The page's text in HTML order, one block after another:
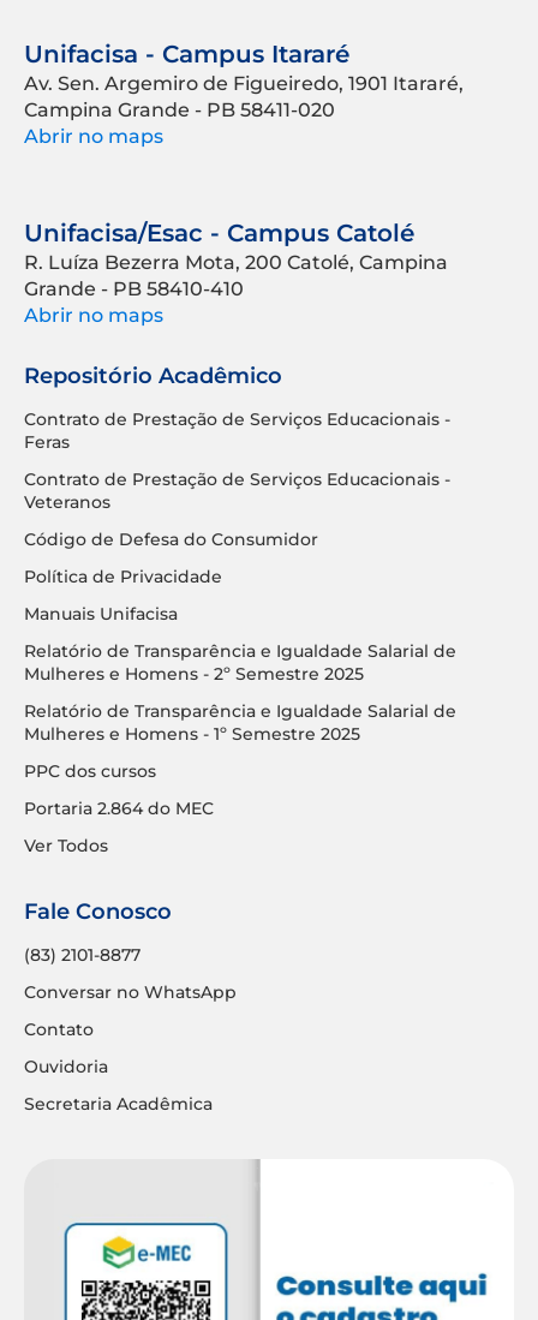
Unifacisa - Campus Itararé
Av. Sen. Argemiro de Figueiredo, 1901 Itararé,
Campina Grande - PB 58411-020
Abrir no maps
Unifacisa/Esac - Campus Catolé
R. Luíza Bezerra Mota, 200 Catolé, Campina
Grande - PB 58410-410
Abrir no maps
Repositório Acadêmico
Contrato de Prestação de Serviços Educacionais -
Feras
Contrato de Prestação de Serviços Educacionais -
Veteranos
Código de Defesa do Consumidor
Política de Privacidade
Manuais Unifacisa
Relatório de Transparência e Igualdade Salarial de
Mulheres e Homens - 2º Semestre 2025
Relatório de Transparência e Igualdade Salarial de
Mulheres e Homens - 1º Semestre 2025
PPC dos cursos
Portaria 2.864 do MEC
Ver Todos
Fale Conosco
(83) 2101-8877
Conversar no WhatsApp
Contato
Ouvidoria
Secretaria Acadêmica